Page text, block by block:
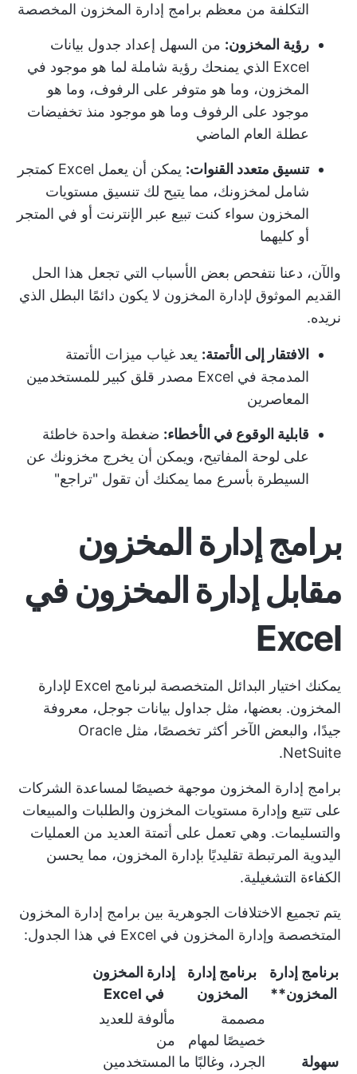
التكلفة من معظم برامج إدارة المخزون المخصصة
رؤية المخزون: من السهل إعداد جدول بيانات
Excel الذي يمنحك رؤية شاملة لما هو موجود في
المخزون، وما هو متوفر على الرفوف، وما هو
موجود على الرفوف وما هو موجود منذ تخفيضات
عطلة العام الماضي
تنسيق متعدد القنوات:
يمكن أن يعمل Excel كمتجر
شامل لمخزونك، مما يتيح لك تنسيق مستويات
المخزون سواء كنت تبيع عبر الإنترنت أو في المتجر
أو كليهما
والآن، دعنا نتفحص بعض الأسباب التي تجعل هذا الحل
القديم الموثوق لإدارة المخزون لا يكون دائمًا البطل الذي
نريده.
الافتقار إلى الأتمتة: يعد غياب ميزات الأتمتة
المدمجة في Excel مصدر قلق كبير للمستخدمين
المعاصرين
قابلية الوقوع في الأخطاء: ضغطة واحدة خاطئة
على لوحة المفاتيح، ويمكن أن يخرج مخزونك عن
السيطرة بأسرع مما يمكنك أن تقول "تراجع"
برامج إدارة المخزون
مقابل إدارة المخزون في
Excel
يمكنك اختيار البدائل المتخصصة لبرنامج Excel
لإدارة
المخزون. بعضها، مثل جداول بيانات جوجل، معروفة
جيدًا، والبعض الآخر أكثر تخصصًا، مثل Oracle
NetSuite.
برامج إدارة المخزون موجهة خصيصًا لمساعدة الشركات
على تتبع وإدارة مستويات المخزون والطلبات والمبيعات
والتسليمات. وهي تعمل على أتمتة العديد من العمليات
اليدوية المرتبطة تقليديًا بإدارة المخزون، مما يحسن
الكفاءة التشغيلية.
يتم تجميع الاختلافات الجوهرية بين برامج إدارة المخزون
المتخصصة وإدارة المخزون في Excel في هذا الجدول:
برنامج إدارة
المخزون**
برنامج إدارة
المخزون
إدارة المخزون
في Excel
سهولة
مصممة
خصيصًا لمهام
الجرد، وغالبًا ما
مألوفة للعديد
من
المستخدمين